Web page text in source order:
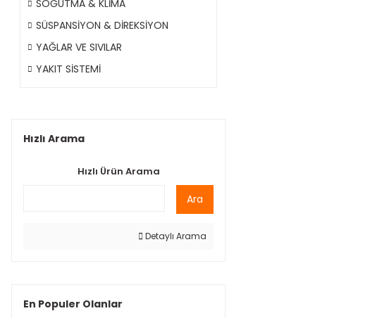
SOĞUTMA & KLİMA
SÜSPANSİYON & DİREKSİYON
YAĞLAR VE SIVILAR
YAKIT SİSTEMİ
Hızlı Arama
Hızlı Ürün Arama
Ara
Detaylı Arama
En Populer Olanlar